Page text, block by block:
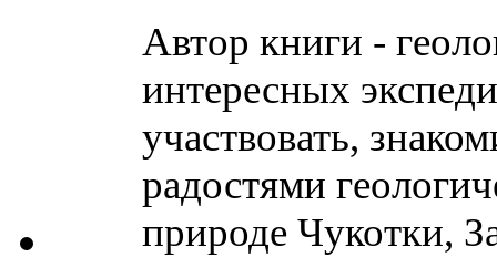
Автор книги -
интересных
участвовать,
радостями
природе Чукотки,